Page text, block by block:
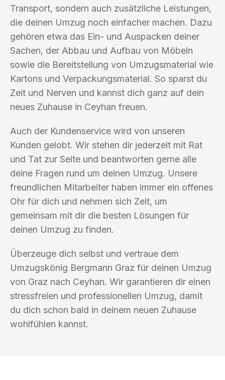
Transport, sondern auch zusätzliche Leistungen,
die deinen Umzug noch einfacher machen. Dazu
gehören etwa das Ein- und Auspacken deiner
Sachen, der Abbau und Aufbau von Möbeln
sowie die Bereitstellung von Umzugsmaterial wie
Kartons und Verpackungsmaterial. So sparst du
Zeit und Nerven und kannst dich ganz auf dein
neues Zuhause in Ceyhan freuen.
Auch der Kundenservice wird von unseren
Kunden gelobt. Wir stehen dir jederzeit mit Rat
und Tat zur Seite und beantworten gerne alle
deine Fragen rund um deinen Umzug. Unsere
freundlichen Mitarbeiter haben immer ein offenes
Ohr für dich und nehmen sich Zeit, um
gemeinsam mit dir die besten Lösungen für
deinen Umzug zu finden.
Überzeuge dich selbst und vertraue dem
Umzugskönig Bergmann Graz für deinen Umzug
von Graz nach Ceyhan. Wir garantieren dir einen
stressfreien und professionellen Umzug, damit
du dich schon bald in deinem neuen Zuhause
wohlfühlen kannst.